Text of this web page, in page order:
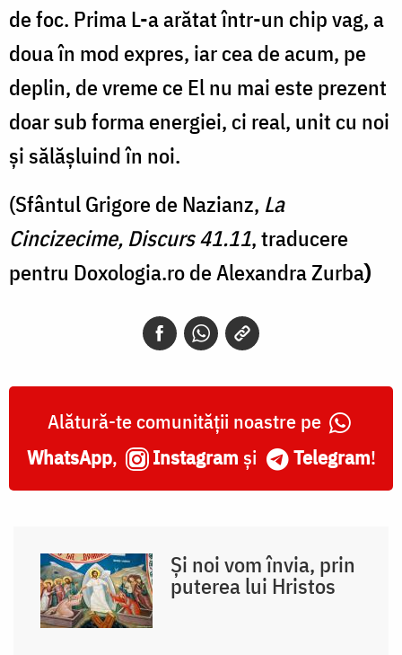
de foc. Prima L-a arătat într-un chip vag, a
doua în mod expres, iar cea de acum, pe
deplin, de vreme ce El nu mai este prezent
doar sub forma energiei, ci real, unit cu noi
şi sălăşluind în noi.
(Sfântul Grigore de Nazianz, La
Cincizecime, Discurs 41.11, traducere
pentru Doxologia.ro de Alexandra Zurba)
Alătură-te comunității noastre pe
WhatsApp, Instagram și Telegram!
Și noi vom învia, prin
puterea lui Hristos